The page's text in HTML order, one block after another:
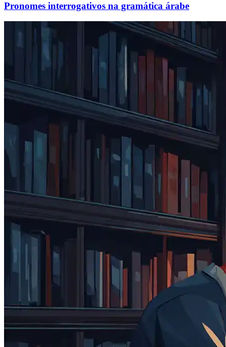
Pronomes interrogativos na gramática árabe